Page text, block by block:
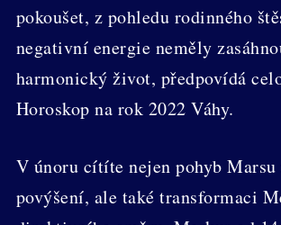
pokoušet, z pohledu rodinného
negativní energie neměly
harmonický život, předpovídá
Horoskop na rok 2022 Váhy.
V únoru cítíte nejen pohyb Marsu
povýšení, ale také transformaci